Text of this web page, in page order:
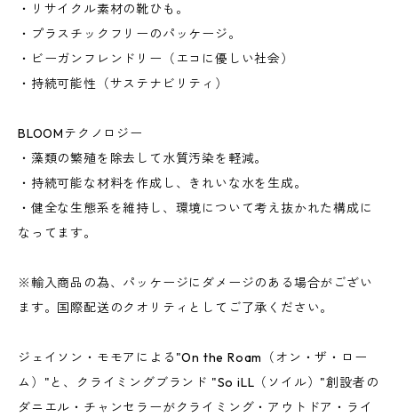
・リサイクル素材の靴ひも。
・プラスチックフリーのパッケージ。
・ビーガンフレンドリー（エコに優しい社会）
・持続可能性（サステナビリティ）
BLOOMテクノロジー
・藻類の繁殖を除去して水質汚染を軽減。
・持続可能な材料を作成し、きれいな水を生成。
・健全な生態系を維持し、環境について考え抜かれた構成に
なってます。
※輸入商品の為、パッケージにダメージのある場合がござい
ます。国際配送のクオリティとしてご了承ください。
ジェイソン・モモアによる"On the Roam（オン・ザ・ロー
ム）"と、クライミングブランド "So iLL（ソイル）"創設者の
ダニエル・チャンセラーがクライミング・アウトドア・ライ